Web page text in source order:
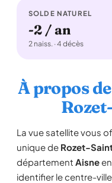
SOLDE NATUREL
-2 / an
2 naiss. · 4 décès
À propos
La vue satellite vous
unique de Rozet-
département Aisne
identifier le centre-